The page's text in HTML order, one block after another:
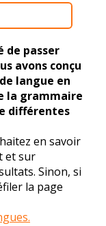
de passer
avons conçu
langue en
la grammaire
différentes
en savoir
et sur
Sinon, si
la page